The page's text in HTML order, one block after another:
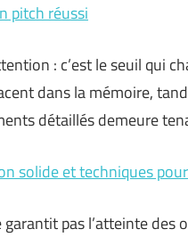
pitch réussi
: c’est le seuil qui
dans la mémoire,
détaillés demeure
solide et techniques
pas l’atteinte